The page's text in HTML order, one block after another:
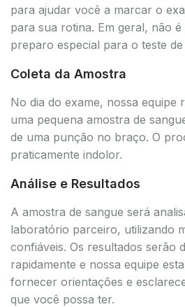
para ajudar você a marcar o
para sua rotina. Em geral, não
preparo especial para o teste
Coleta da Amostra
No dia do exame, nossa equipe
uma pequena amostra de
de uma punção no braço. O
praticamente indolor.
Análise e Resultados
A amostra de sangue será
laboratório parceiro, utilizando
confiáveis. Os resultados serão
rapidamente e nossa equipe
fornecer orientações e
que você possa ter.